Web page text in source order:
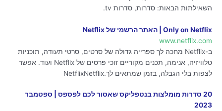
השאילתות הבאות: סדרות, סדרות tv.
Only on Netflix | האתר הרשמי של Netflix
www.netflix.com
ב-Netflix מחכה לך ספרייה גדולה של סרטים, סרטי תעודה, תוכניות
טלוויזיה, אנימה, תכנים מקוריים זוכי פרסים של Netflix ועוד. אפשר
לצפות בלי הגבלה, בזמן שמתאים לך.NetflixNetflix
20 סדרות מומלצות בנטפליקס שאסור לכם לפספס | ספטמבר
2023